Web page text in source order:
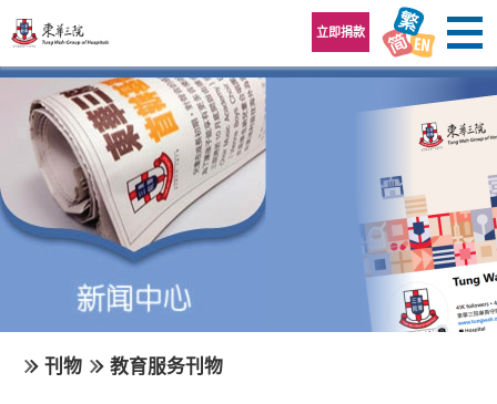
立即捐款
刊物 教育服务刊物